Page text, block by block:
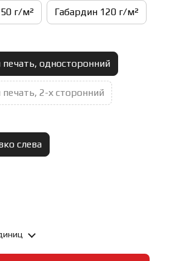
г/м² Габардин 120 г/м²
односторонний
2-х сторонний
слева